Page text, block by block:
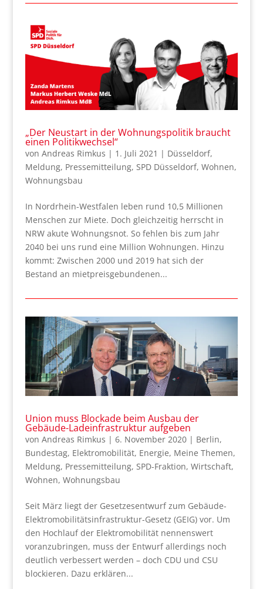
„Der Neustart in der Wohnungspolitik braucht
einen Politikwechsel“
von Andreas Rimkus | 1. Juli 2021 | Düsseldorf,
Meldung, Pressemitteilung, SPD Düsseldorf, Wohnen,
Wohnungsbau
In Nordrhein-Westfalen leben rund 10,5 Millionen
Menschen zur Miete. Doch gleichzeitig herrscht in
NRW akute Wohnungsnot. So fehlen bis zum Jahr
2040 bei uns rund eine Million Wohnungen. Hinzu
kommt: Zwischen 2000 und 2019 hat sich der
Bestand an mietpreisgebundenen...
Union muss Blockade beim Ausbau der
Gebäude-Ladeinfrastruktur aufgeben
von Andreas Rimkus | 6. November 2020| Berlin,
Bundestag, Elektromobilität, Energie, Meine Themen,
Meldung, Pressemitteilung, SPD-Fraktion, Wirtschaft,
Wohnen, Wohnungsbau
Seit März liegt der Gesetzesentwurf zum Gebäude-
Elektromobilitätsinfrastruktur-Gesetz (GEIG) vor. Um
den Hochlauf der Elektromobilität nennenswert
voranzubringen, muss der Entwurf allerdings noch
deutlich verbessert werden – doch CDU und CSU
blockieren. Dazu erklären...